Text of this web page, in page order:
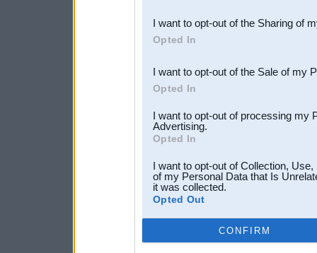
Downstream Participants
third parties.
I want to opt-out of the Sharing of
Opted In
I want to opt-out of the Sale of my
Opted In
I want to opt-out of processing my
Advertising.
Opted In
I want to opt-out of Collection,
of my Personal Data that Is
it was collected.
Opted Out
CONFIRM